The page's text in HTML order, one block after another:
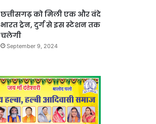
छत्तीसगढ़ को मिली एक और वंदे
भारत ट्रेन, दुर्ग से इस स्टेशन तक
चलेगी
September 9, 2024